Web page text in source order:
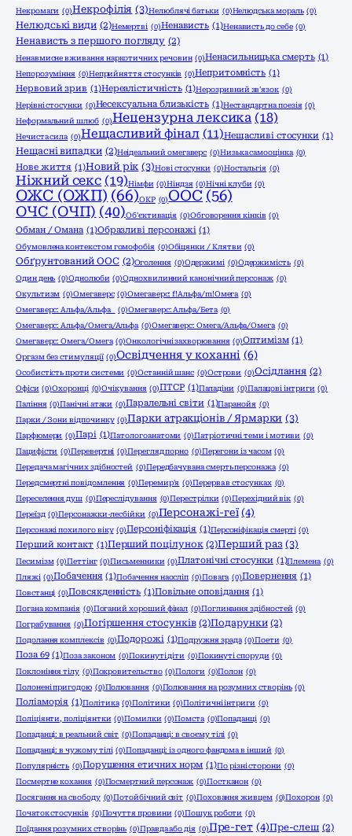
Некромаги (0)Некрофілія (3)Нелюблячі батьки (0)Нелюдська мораль (0)
Нелюдські види (2)Немертві (0)Ненависть (1)Ненависть до себе (0)
Ненависть з першого погляду (2)
Ненавмисне вживання наркотичних речовин (0)Ненасильницька смерть (1)
Непорозуміння (0)Неприйняття стосунків (0)Непритомність (1)
Нервовий зрив (1)Нереалістичність (1)Нерозривний зв'язок (0)
Нерівні стосунки (0)Несексуальна близькість (1)Нестандартна поезія (0)
Неформальний шлюб (0)Нецензурна лексика (18)
Нечиста сила (0)Нещасливий фінал (11)Нещасливі стосунки (1)
Нещасні випадки (2)Неідеальний омегаверс (0)Низька самооцінка (0)
Нове життя (1)Новий рік (3)Нові стосунки (0)Ностальгія (0)
Ніжний секс (19)Німфи (0)Ніндзя (0)Нічні клуби (0)
ОЖС (ОЖП) (66)ОКР (0)ООС (56)
ОЧС (ОЧП) (40)Об'єктивація (0)Обговорення кінків (0)
Обман / Омана (1)Образливі персонажі (1)
Обумовлена контекстом гомофобія (0)Обіцянки / Клятви (0)
Обґрунтований ООС (2)Оголення (0)Одержимі (0)Одержимість (0)
Один день (0)Однолюби (0)Однохвилинний канонічний персонаж (0)
Окультизм (0)Омегаверс (0)Омегаверс: f!Альфа/m!Омега (0)
Омегаверс: Альфа/Альфа
(0)Омегаверс: Альфа/Бета (0)
Омегаверс: Альфа/Омега/Альфа (0)Омегаверс: Омега/Альфа/Омега (0)
Омегаверс: Омега/Омега (0)Онкологічні захворювання (0)Оптимізм (1)
Оргазм без стимуляції (0)Освідчення у коханні (6)
Особистість проти системи (0)Останній шанс (0)Острови (0)Осідлання (2)
Офіси (0)Охоронці (0)Очікування (0)ПТСР (1)Паладіни (0)Палацові інтриги (0)
Паління (0)Панічні атаки (0)Паралельні світи (1)Паранойя (0)
Парки / Зони відпочинку (0)Парки атракціонів / Ярмарки (3)
Парфюмери (0)Парі (1)Патологоанатоми (0)Патріотичні теми і мотиви (0)
Пацифісти (0)Перевертні (0)Перегляд порно (0)Перегони із часом (0)
Передача магічних здібностей (0)Передбачувана смерть персонажа (0)
Передсмертні повідомлення (0)Перемир'я (0)Перерва в стосунках (0)
Переселення душ (0)Переслідування (0)Перестрілки (0)Перехідний вік (0)
Переїзд (0)Персонажки-лесбійки (0)Персонажі-геї (4)
Персонажі похилого віку (0)Персоніфікація (1)Персоніфікація смерті (0)
Перший контакт (1)Перший поцілунок (2)Перший раз (3)
Песимізм (0)Петтінг (0)Письменники (0)Платонічні стосунки (1)Племена (0)
Пляжі (0)Побачення (1)Побачення наосліп (0)Повага (0)Повернення (1)
Повстанці (0)Повсякденність (1)Повільне оповідання (1)
Погана компанія (0)Поганий хороший фінал (0)Поглинання здібностей (0)
Пограбування (0)Погіршення стосунків (2)Подарунки (2)
Подолання комплексів (0)Подорожі (1)Подружня зрада (0)Поети (0)
Поза 69 (1)Поза законом (0)Покинуті діти (0)Покинуті споруди (0)
Поклоніння тілу (0)Покровительство (0)Пологи (0)Полон (0)
Полонені пригодою (0)Полювання (0)Полювання на розумних створінь (0)
Поліаморія (1)Політика (0)Політики (0)Політичні інтриги (0)
Поліціянти, поліціянтки (0)Помилки (0)Помста (0)Попаданці (0)
Попаданці: в реальний світ (0)Попаданці: в своєму тілі (0)
Попаданці: в чужому тілі (0)Попаданці: із одного фандома в інший (0)
Популярність (0)Порушення етичних норм (1)По різні сторони (0)
Посмертне кохання (0)Посмертний персонаж (0)Постканон (0)
Посягання на свободу (0)Потойбічний світ (0)Поховання живцем (0)Похорон (0)
Початок стосунків (0)Почуття провини (0)Пошук роботи (0)
Поїдання розумних створінь (0)Правда або дія (0)Пре-гет (4)Пре-слеш (2)